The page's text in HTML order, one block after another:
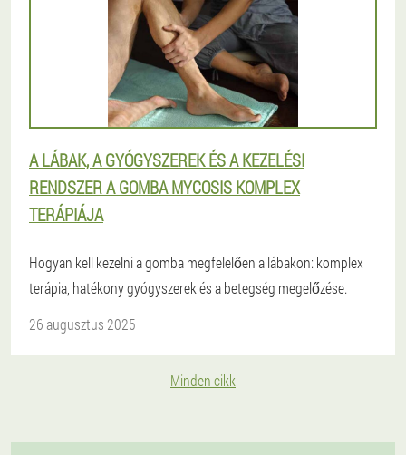
A LÁBAK, A GYÓGYSZEREK ÉS A KEZELÉSI
RENDSZER A GOMBA MYCOSIS KOMPLEX
TERÁPIÁJA
Hogyan kell kezelni a gomba megfelelően a lábakon: komplex
terápia, hatékony gyógyszerek és a betegség megelőzése.
26 augusztus 2025
Minden cikk